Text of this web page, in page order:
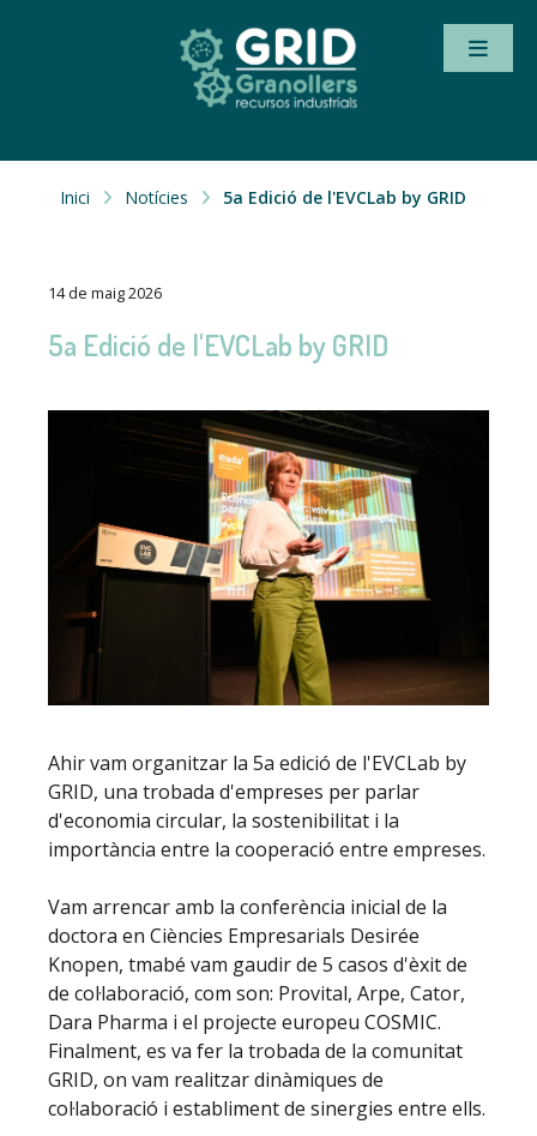
Inici Notícies 5a Edició de l'EVCLab by GRID
14 de maig 2026
5a Edició de l'EVCLab by GRID
Ahir vam organitzar la 5a edició de l'EVCLab by
GRID, una trobada d'empreses per parlar
d'economia circular, la sostenibilitat i la
importància entre la cooperació entre empreses.
Vam arrencar amb la conferència inicial de la
doctora en Ciències Empresarials Desirée
Knopen, tmabé vam gaudir de 5 casos d'èxit de
de col·laboració, com son: Provital, Arpe, Cator,
Dara Pharma i el projecte europeu COSMIC.
Finalment, es va fer la trobada de la comunitat
GRID, on vam realitzar dinàmiques de
col·laboració i establiment de sinergies entre ells.